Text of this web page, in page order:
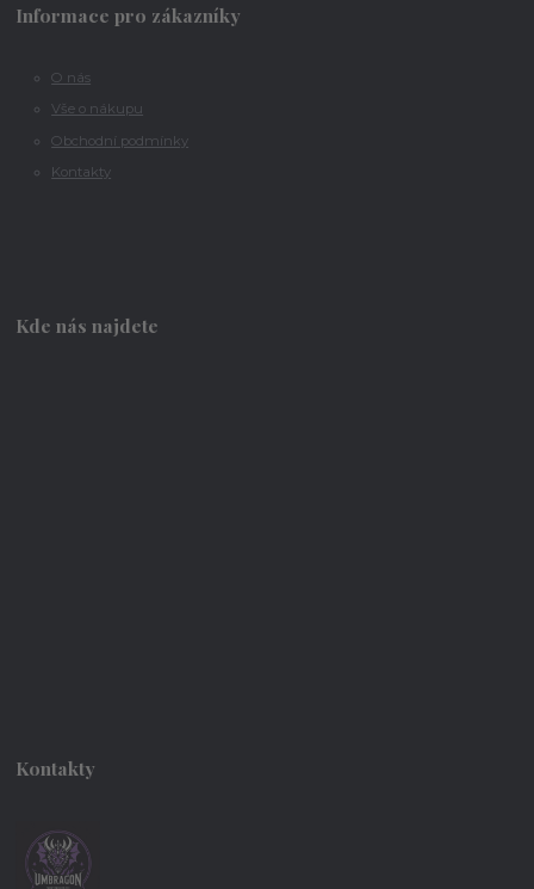
Informace pro zákazníky
O nás
Vše o nákupu
Obchodní podmínky
Kontakty
Kde nás najdete
Kontakty